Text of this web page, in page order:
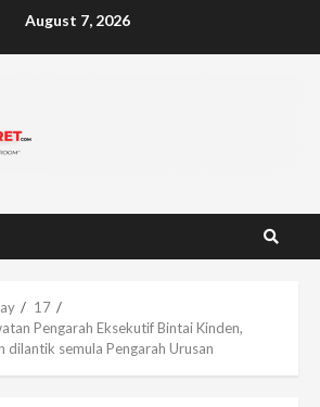
August 7, 2026
17
Pengarah Eksekutif Bintai Kinden,
dilantik semula Pengarah Urusan